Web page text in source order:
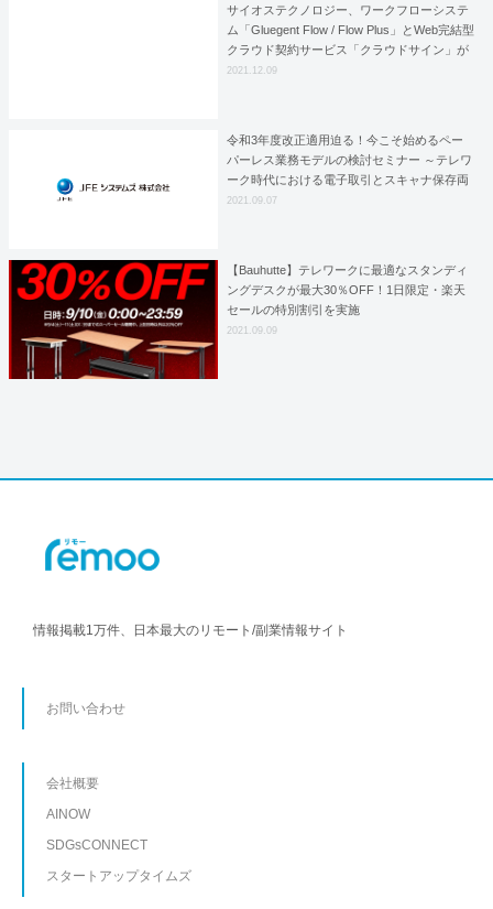
サイオステクノロジー、ワークフローシステ
ム「Gluegent Flow / Flow Plus」とWeb完結型
クラウド契約サービス「クラウドサイン」が
連携 ～契約の決裁から保管まで業務プロセス
2021.12.09
令和3年度改正適用迫る！今こそ始めるペー
パーレス業務モデルの検討セミナー ～テレワ
ーク時代における電子取引とスキャナ保存両
立の勘所～
2021.09.07
【Bauhutte】テレワークに最適なスタンディ
ングデスクが最大30％OFF！1日限定・楽天
セールの特別割引を実施
2021.09.09
情報掲載1万件、日本最大のリモート/副業情報サイト
お問い合わせ
会社概要
AINOW
SDGsCONNECT
スタートアップタイムズ